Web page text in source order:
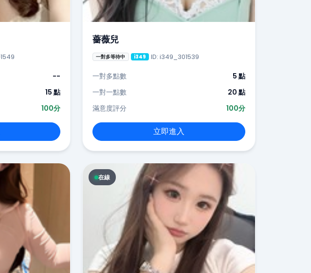
--
15 點
100分
薔薇兒
一對多等待中 i349 ID: i349_301539
一對多點數
5 點
一對一點數
20 點
滿意度評分
100分
立即進入
在線